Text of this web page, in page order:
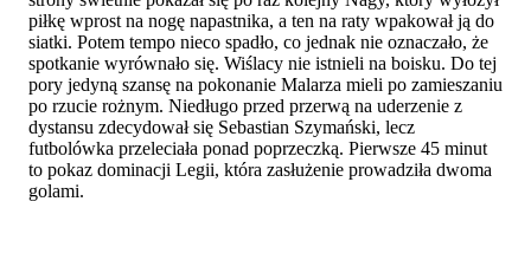
piłkę wprost na nogę napastnika, a ten na raty wpakował ją do
siatki. Potem tempo nieco spadło, co jednak nie oznaczało, że
spotkanie wyrównało się. Wiślacy nie istnieli na boisku. Do tej
pory jedyną szansę na pokonanie Malarza mieli po zamieszaniu
po rzucie rożnym. Niedługo przed przerwą na uderzenie z
dystansu zdecydował się Sebastian Szymański, lecz
futbolówka przeleciała ponad poprzeczką. Pierwsze 45 minut
to pokaz dominacji Legii, która zasłużenie prowadziła dwoma
golami.